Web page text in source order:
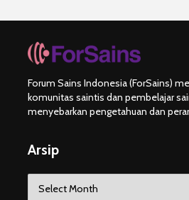
Forum Sains Indonesia (ForSains)
komunitas saintis dan pembelajar
menyebarkan pengetahuan dan
Arsip